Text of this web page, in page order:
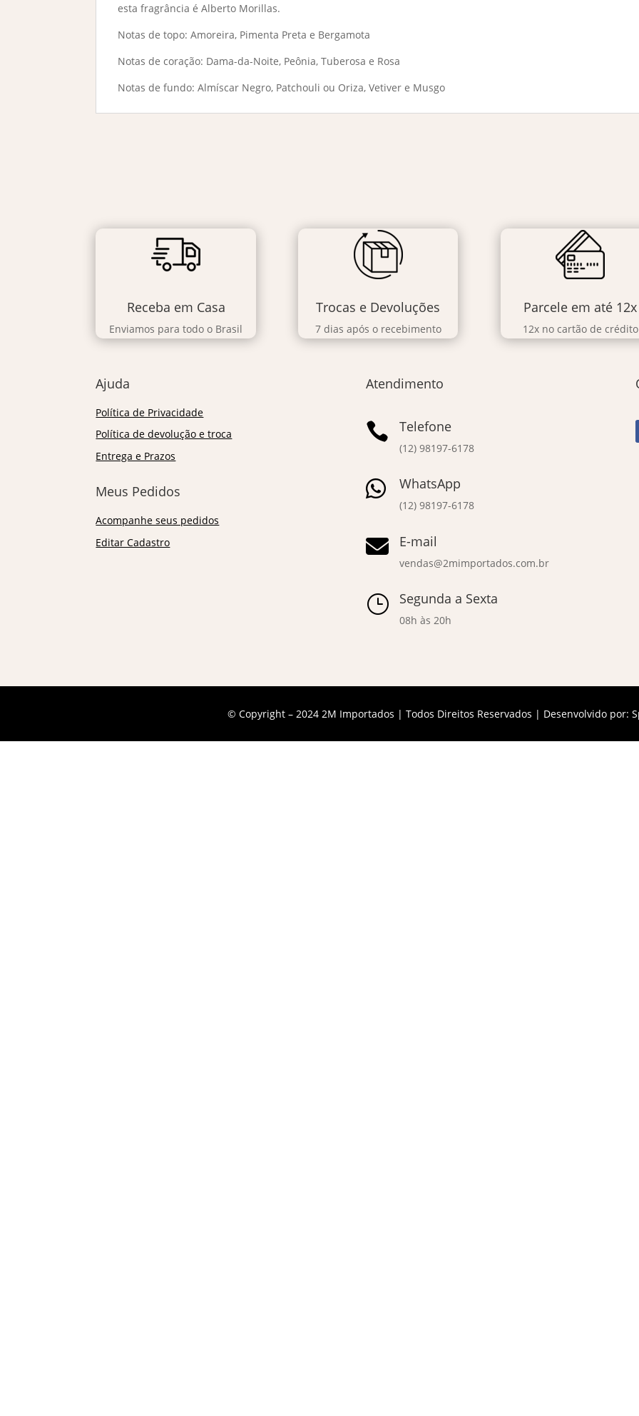
esta fragrância é Alberto Morillas.
Notas de topo: Amoreira, Pimenta Preta e Bergamota
Notas de coração: Dama-da-Noite, Peônia, Tuberosa e Rosa
Notas de fundo: Almíscar Negro, Patchouli ou Oriza, Vetiver e Musgo
Receba em Casa
Enviamos para todo o Brasil
Trocas e Devoluções
7 dias após o recebimento
Parcele em até 12x
12x no cartão de crédito
Ajuda
Política de Privacidade
Política de devolução e troca
Entrega e Prazos
Meus Pedidos
Acompanhe seus pedidos
Editar Cadastro
Atendimento
 Telefone
(12) 98197-6178
 WhatsApp
(12) 98197-6178
 E-mail
vendas@2mimportados.com.br
} Segunda a Sexta
08h às 20h
© Copyright – 2024 2M Importados | Todos Direitos Reservados | Desenvolvido por: